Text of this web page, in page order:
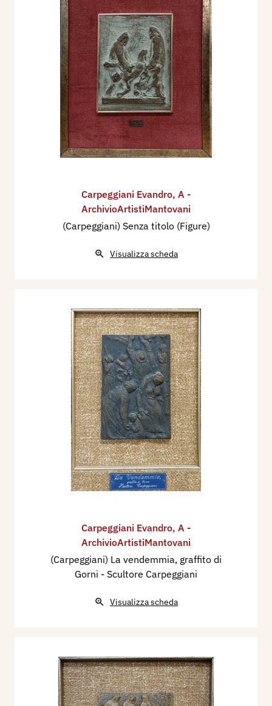
Carpeggiani Evandro, A -
ArchivioArtistiMantovani
(Carpeggiani) Senza titolo (Figure)
Visualizza scheda
Carpeggiani Evandro, A -
ArchivioArtistiMantovani
(Carpeggiani) La vendemmia, graffito di
Gorni - Scultore Carpeggiani
Visualizza scheda